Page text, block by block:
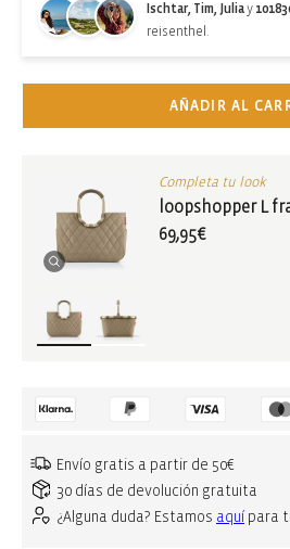
Ischtar, Tim, Juliay
reisenthel.
AÑADIR AL
Completa tu look
loopshopper L
69,95€
Envío gratis a partir de 50€
30 días de devolución gratuita
¿Alguna duda? Estamos aquí para